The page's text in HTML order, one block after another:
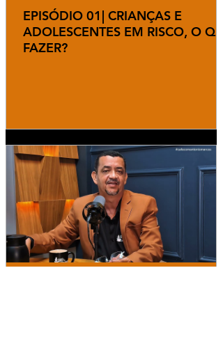
EPISÓDIO 01| CRIANÇAS E
ADOLESCENTES EM RISCO, O
FAZER?